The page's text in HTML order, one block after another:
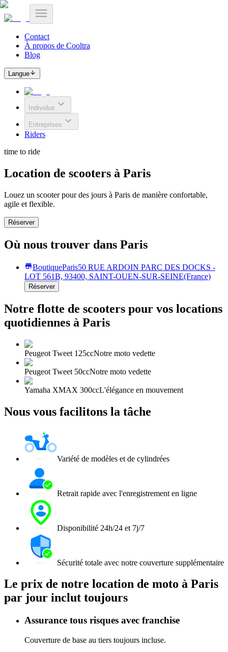
Contact
À propos de Cooltra
Blog
Langue
Individus
Entreprises
Riders
time to ride
Location de scooters à Paris
Louez un scooter pour des jours à Paris de manière confortable,
agile et flexible.
Réserver
Où nous trouver dans Paris
BoutiqueParis50 RUE ARDOIN PARC DES DOCKS -
LOT 561B, 93400, SAINT-OUEN-SUR-SEINE(France)
Réserver
Notre flotte de scooters pour vos locations
quotidiennes à Paris
Peugeot Tweet 125ccNotre moto vedette
Peugeot Tweet 50ccNotre moto vedette
Yamaha XMAX 300ccL'élégance en mouvement
Nous vous facilitons la tâche
Variété de modèles et de cylindrées
Retrait rapide avec l'enregistrement en ligne
Disponibilité 24h/24 et 7j/7
Sécurité totale avec notre couverture supplémentaire
Le prix de notre location de moto à Paris
par jour inclut toujours
Assurance tous risques avec franchise
Couverture de base au tiers toujours incluse.